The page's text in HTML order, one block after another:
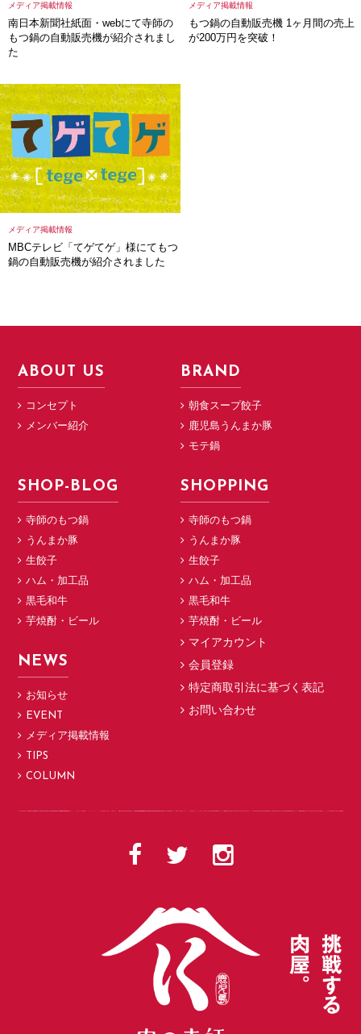
メディア掲載情報
南日本新聞社紙面・webにて寺師の
もつ鍋の自動販売機が紹介されまし
た
メディア掲載情報
もつ鍋の自動販売機 1ヶ月間の売上
が200万円を突破！
メディア掲載情報
MBCテレビ「てゲてゲ」様にてもつ
鍋の自動販売機が紹介されました
ABOUT US
コンセプト
メンバー紹介
BRAND
朝食スープ餃子
鹿児島うんまか豚
モテ鍋
SHOP-BLOG
寺師のもつ鍋
うんまか豚
生餃子
ハム・加工品
黒毛和牛
芋焼酎・ビール
SHOPPING
寺師のもつ鍋
うんまか豚
生餃子
ハム・加工品
黒毛和牛
芋焼酎・ビール
NEWS
お知らせ
EVENT
メディア掲載情報
TIPS
COLUMN
マイアカウント
会員登録
特定商取引法に基づく表記
お問い合わせ